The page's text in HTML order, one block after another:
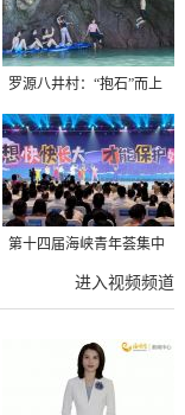
罗源八井村：“抱石”而上
第十四届海峡青年荟集中
阶段活动在福州举行
进入视频频道